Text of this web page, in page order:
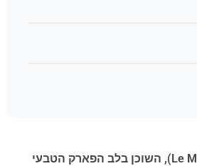
קזאלה לה מאצ'י (Le Macee), השוכן בלב הפארק הטבעי